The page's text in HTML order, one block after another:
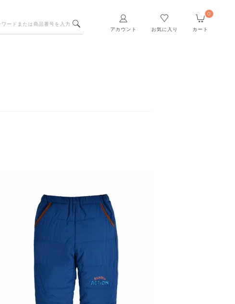
アカウント お気に入り カート
0